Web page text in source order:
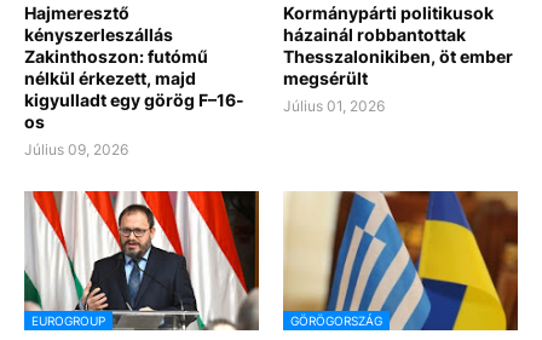
Hajmeresztő
kényszerleszállás
Zakinthoszon: futómű
nélkül érkezett, majd
kigyulladt egy görög F–16-
os
Július 09, 2026
Kormánypárti politikusok
házainál robbantottak
Thesszalonikiben, öt ember
megsérült
Július 01, 2026
EUROGROUP GÖRÖGORSZÁG